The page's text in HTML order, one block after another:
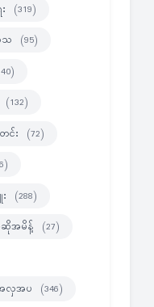
(319)
သ (95)
(132)
း (72)
(288)
အမိန့် (27)
လှအပ (346)